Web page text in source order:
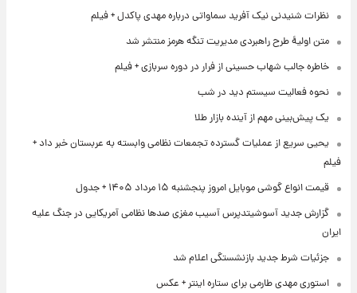
نظرات شنیدنی نیک آفرید سماواتی درباره مهدی پاکدل + فیلم
متن اولیۀ طرح راهبردی مدیریت تنگه هرمز منتشر شد
خاطره جالب شهاب حسینی از فرار در دوره سربازی + فیلم
نحوه فعالیت سیستم دید در شب
یک پیش‌بینی مهم از آینده بازار طلا
یحیی سریع از عملیات گسترده تجمعات نظامی وابسته به عربستان خبر داد +
فیلم
قیمت انواع گوشی موبایل امروز پنجشنبه ۱۵ مرداد ۱۴۰۵ + جدول
گزارش جدید آسوشیتدپرس آسیب مغزی صدها نظامی آمریکایی در جنگ علیه
ایران
جزئیات شرط جدید بازنشستگی اعلام شد
استوری مهدی طارمی برای ستاره اینتر + عکس